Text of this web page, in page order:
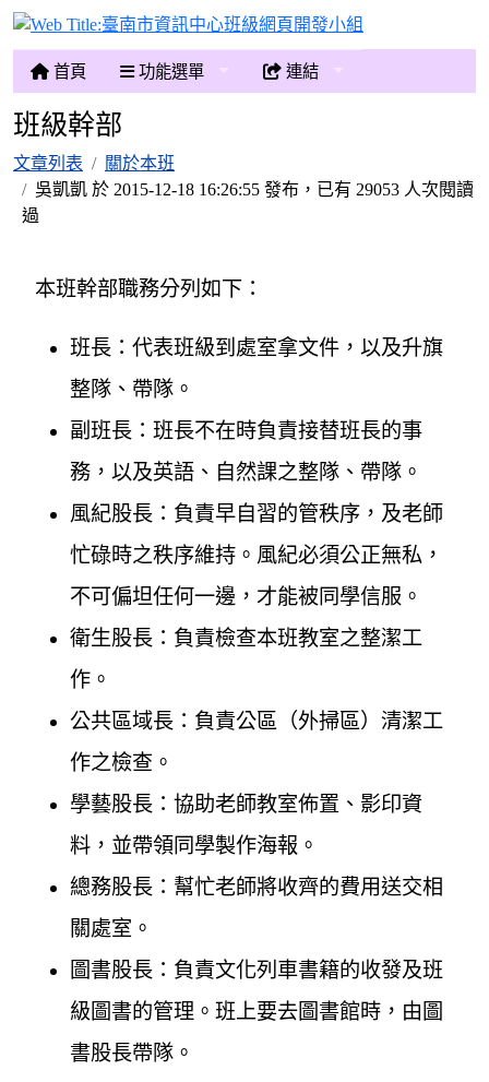
首頁 功能選單 連結
班級幹部
文章列表
關於本班
吳凱凱 於 2015-12-18 16:26:55 發布，已有 29053 人次閱讀
過
本班幹部職務分列如下：
班長：代表班級到處室拿文件，以及升旗
整隊、帶隊。
副班長：班長不在時負責接替班長的事
務，以及英語、自然課之整隊、帶隊。
風紀股長：負責早自習的管秩序，及老師
忙碌時之秩序維持。風紀必須公正無私，
不可偏坦任何一邊，才能被同學信服。
衛生股長：負責檢查本班教室之整潔工
作。
公共區域長：負責公區（外掃區）清潔工
作之檢查。
學藝股長：協助老師教室佈置、影印資
料，並帶領同學製作海報。
總務股長：幫忙老師將收齊的費用送交相
關處室。
圖書股長：負責文化列車書籍的收發及班
級圖書的管理。班上要去圖書館時，由圖
書股長帶隊。